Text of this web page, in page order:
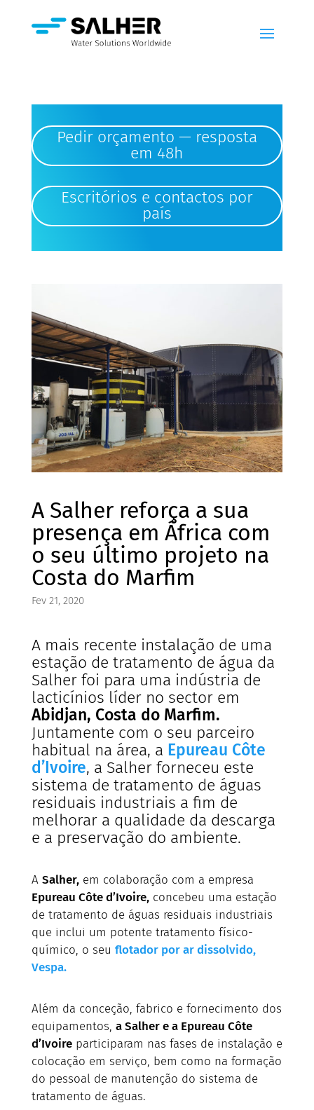
Pedir orçamento — resposta
em 48h
Escritórios e contactos por
país
A Salher reforça a sua
presença em África com
o seu último projeto na
Costa do Marfim
Fev 21, 2020
A mais recente instalação de uma
estação de tratamento de água da
Salher foi para uma indústria de
lacticínios líder no sector em
Abidjan, Costa do Marfim.
Juntamente com o seu parceiro
habitual na área, a Epureau Côte
d’Ivoire, a Salher forneceu este
sistema de tratamento de águas
residuais industriais a fim de
melhorar a qualidade da descarga
e a preservação do ambiente.
A Salher,em colaboração com a empresa
Epureau Côte d’Ivoire,concebeu uma estação
de tratamento de águas residuais industriais
que inclui um potente tratamento físico-
químico, o seu flotador por ar dissolvido,
Vespa.
Além da conceção, fabrico e fornecimento dos
equipamentos, a Salher e a Epureau Côte
d’Ivoireparticiparam nas fases de instalação e
colocação em serviço, bem como na formação
do pessoal de manutenção do sistema de
tratamento de águas.